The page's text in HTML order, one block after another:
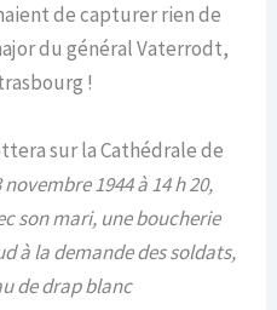
de capturer rien de
du général Vaterrodt,
!
sur la Cathédrale de
novembre 1944 à 14 h 20,
son mari, une boucherie
à la demande des soldats,
de drap blanc